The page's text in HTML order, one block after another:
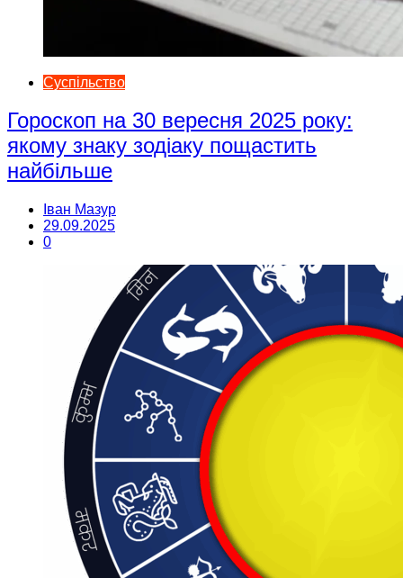
Суспільство
Гороскоп на 30 вересня 2025 року:
якому знаку зодіаку пощастить
найбільше
Іван Мазур
29.09.2025
0